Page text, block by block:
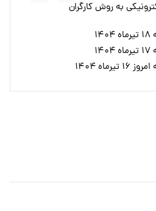
به روش کارگران
۱۴۰۴